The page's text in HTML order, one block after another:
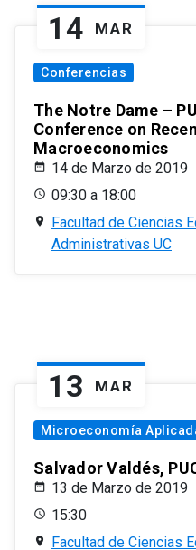
14 MAR
Conferencias
The Notre Dame –
Conference on
Macroeconomics
14 de Marzo de 2019
09:30 a 18:00
Facultad de Ciencias
Administrativas UC
13 MAR
Microeconomía
Salvador Valdés,
13 de Marzo de 2019
15:30
Facultad de Ciencias